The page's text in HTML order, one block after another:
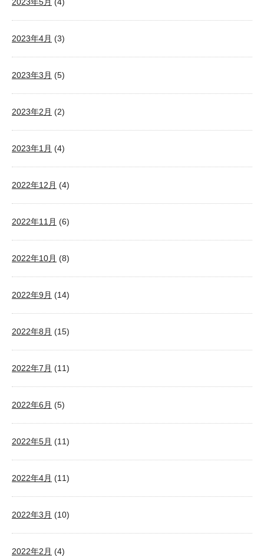
2023年4月 (3)
2023年3月 (5)
2023年2月 (2)
2023年1月 (4)
2022年12月 (4)
2022年11月 (6)
2022年10月 (8)
2022年9月 (14)
2022年8月 (15)
2022年7月 (11)
2022年6月 (5)
2022年5月 (11)
2022年4月 (11)
2022年3月 (10)
2022年2月 (4)